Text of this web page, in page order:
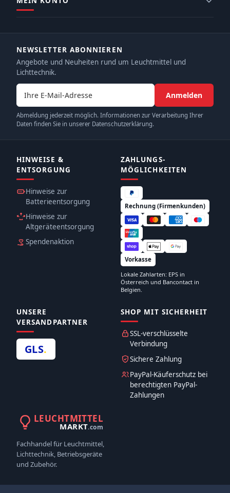
NEWSLETTER ABONNIEREN
Angebote und Neuheiten rund um Leuchtmittel und
Lichttechnik.
E-Mail-Adresse
Anmelden
Abmeldung jederzeit möglich. Informationen zur Verarbeitung Ihrer
Daten finden Sie in unserer Datenschutzerklärung.
HINWEISE &
ENTSORGUNG
Hinweise zur
Batterieentsorgung
Hinweise zur
Altgeräteentsorgung
Spendenaktion
ZAHLUNGS­
MÖGLICHKEITEN
Rechnung (Firmenkunden)
Vorkasse
Lokale Zahlarten: EPS in
Österreich und Bancontact in
Belgien.
UNSERE
VERSANDPARTNER
GLS.
SHOP MIT SICHERHEIT
SSL-verschlüsselte
Verbindung
Sichere Zahlung
PayPal-Käuferschutz bei
berechtigten PayPal-
Zahlungen
LEUCHTMITTEL
MARKT.com
Fachhandel für Leuchtmittel,
Lichttechnik, Betriebsgeräte
und Zubehör.